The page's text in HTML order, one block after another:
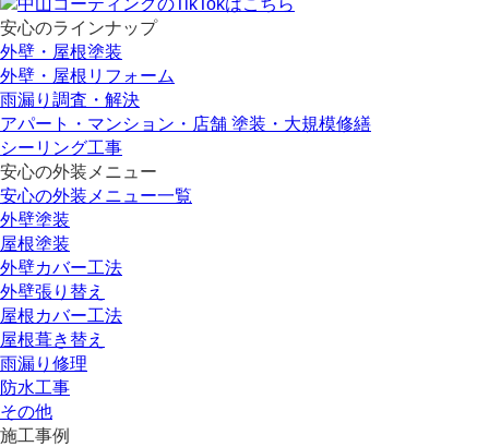
安心のラインナップ
外壁・屋根塗装
外壁・屋根リフォーム
雨漏り調査・解決
アパート・マンション・店舗 塗装・大規模修繕
シーリング工事
安心の外装メニュー
安心の外装メニュー一覧
外壁塗装
屋根塗装
外壁カバー工法
外壁張り替え
屋根カバー工法
屋根葺き替え
雨漏り修理
防水工事
その他
施工事例